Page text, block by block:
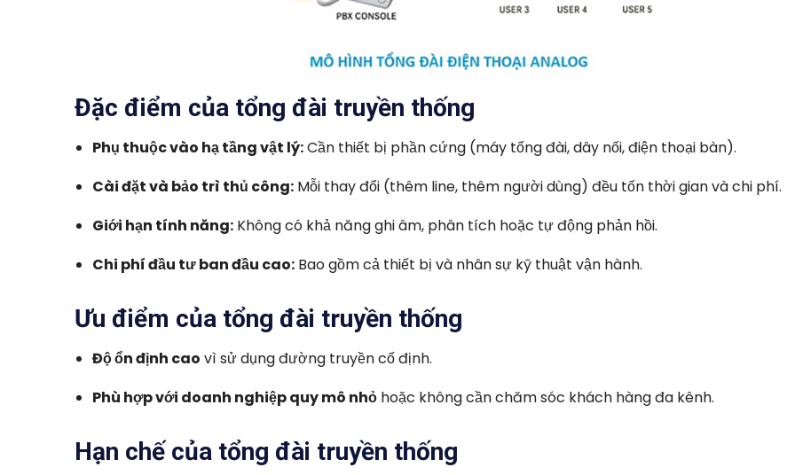
Đặc điểm của tổng đài truyền thống
Phụ thuộc vào hạ tầng vật lý:Cần thiết bị phần cứng (máy tổng đài, dây nối, điện thoại bàn).
Cài đặt và bảo trì thủ công: Mỗi thay đổi (thêm line, thêm người dùng) đều tốn thời gian và chi phí.
Giới hạn tính năng: Không có khả năng ghi âm, phân tích hoặc tự động phản hồi.
Chi phí đầu tư ban đầu cao: Bao gồm cả thiết bị và nhân sự kỹ thuật vận hành.
Ưu điểm của tổng đài truyền thống
Độ ổn định cao vì sử dụng đường truyền cố định.
Phù hợp với doanh nghiệp quy mô nhỏ hoặc không cần chăm sóc khách hàng đa kênh.
Hạn chế của tổng đài truyền thống